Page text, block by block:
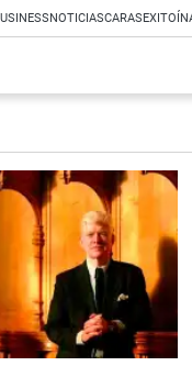
NOTICIASCARAS